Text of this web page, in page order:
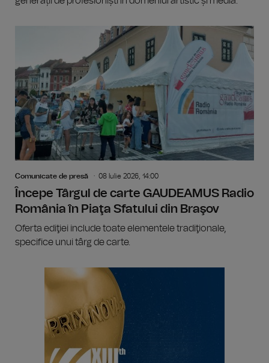
Comunicate de presă 08 Iulie 2026, 14:00
Începe Târgul de carte GAUDEAMUS Radio
România în Piaţa Sfatului din Braşov
Oferta ediţiei include toate elementele tradiţionale,
specifice unui târg de carte.